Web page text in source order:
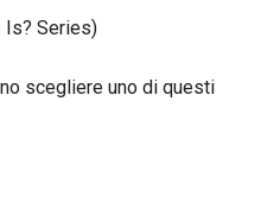
Is? Series)
scegliere uno di questi